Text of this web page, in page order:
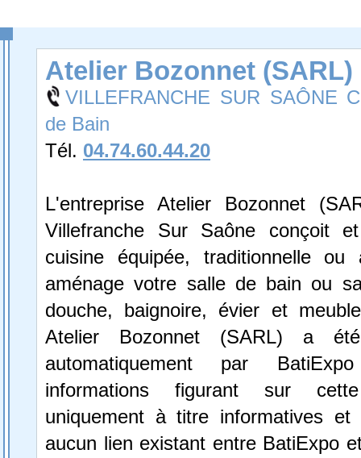
Atelier Bozonnet (SARL)
VILLEFRANCHE SUR SAÔNE
de Bain
Tél. 04.74.60.44.20
L'entreprise Atelier Bozonnet
Villefranche Sur Saône conçoit
cuisine équipée, traditionnelle ou
aménage votre salle de bain ou
douche, baignoire, évier et
Atelier Bozonnet (SARL) a été
automatiquement par
informations figurant sur
uniquement à titre informatives et
aucun lien existant entre BatiExpo